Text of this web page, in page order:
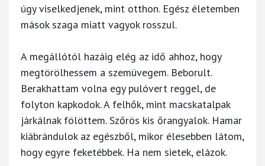
úgy viselkedjenek, mint otthon. Egész életemben
mások szaga miatt vagyok rosszul.
A megállótól hazáig elég az idő ahhoz, hogy
megtörölhessem a szemüvegem. Beborult.
Berakhattam volna egy pulóvert reggel, de
folyton kapkodok. A felhők, mint macskatalpak
járkálnak fölöttem. Szőrös kis őrangyalok. Hamar
kiábrándulok az egészből, mikor élesebben látom,
hogy egyre feketébbek. Ha nem sietek, elázok.